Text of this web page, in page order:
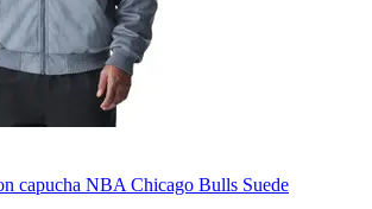
capucha NBA Chicago Bulls Suede